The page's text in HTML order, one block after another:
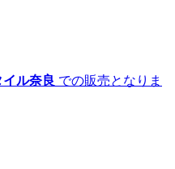
ル奈良 での販売となりま